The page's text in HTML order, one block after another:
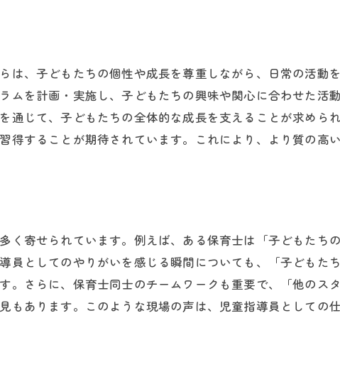
、子どもたちの個性や成長を尊重しながら、日常の活動
を計画・実施し、子どもたちの興味や関心に合わせた活
じて、子どもたちの全体的な成長を支えることが求められ
することが期待されています。これにより、より質の高
寄せられています。例えば、ある保育士は「子どもたち
としてのやりがいを感じる瞬間についても、「子どもた
さらに、保育士同士のチームワークも重要で、「他のス
あります。このような現場の声は、児童指導員としての